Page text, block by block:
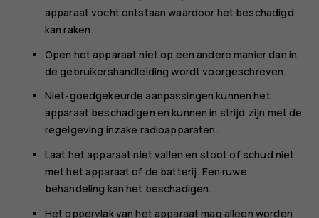
apparaat vocht ontstaan waardoor het beschadigd
kan raken.
Open het apparaat niet op een andere manier dan in
de gebruikershandleiding wordt voorgeschreven.
Niet-goedgekeurde aanpassingen kunnen het
apparaat beschadigen en kunnen in strijd zijn met de
regelgeving inzake radioapparaten.
Laat het apparaat niet vallen en stoot of schud niet
met het apparaat of de batterij. Een ruwe
behandeling kan het beschadigen.
Het oppervlak van het apparaat mag alleen worden